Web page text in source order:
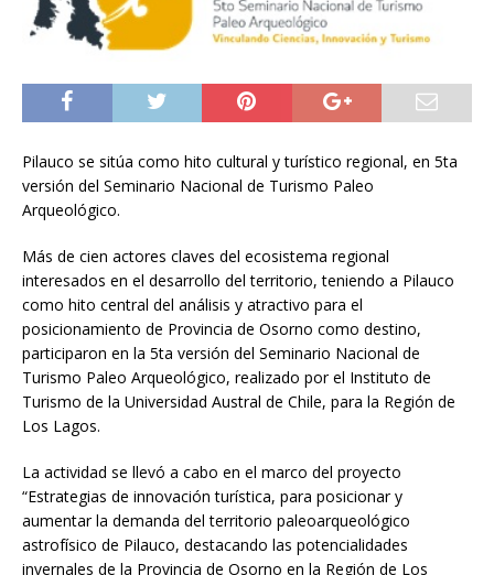
Pilauco se sitúa como hito cultural y turístico regional, en 5ta
versión del Seminario Nacional de Turismo Paleo
Arqueológico.
Más de cien actores claves del ecosistema regional
interesados en el desarrollo del territorio, teniendo a Pilauco
como hito central del análisis y atractivo para el
posicionamiento de Provincia de Osorno como destino,
participaron en la 5ta versión del Seminario Nacional de
Turismo Paleo Arqueológico, realizado por el Instituto de
Turismo de la Universidad Austral de Chile, para la Región de
Los Lagos.
La actividad se llevó a cabo en el marco del proyecto
“Estrategias de innovación turística, para posicionar y
aumentar la demanda del territorio paleoarqueológico
astrofísico de Pilauco, destacando las potencialidades
invernales de la Provincia de Osorno en la Región de Los